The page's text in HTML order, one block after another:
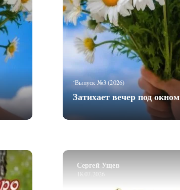
‘Выпуск №3 (2026)
Затихает вечер под окном
Сергей Ущев
18.07.2026